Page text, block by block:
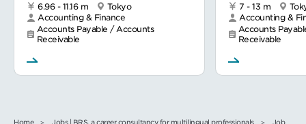
6.96 - 11.16 m
Tokyo
Accounting & Finance
Accounts Payable / Accounts
Receivable
7 - 13 m
Accounting &
Accounts
Receivable
Home Jobs | BRS, a career consultancy for multilingual professionals
Job